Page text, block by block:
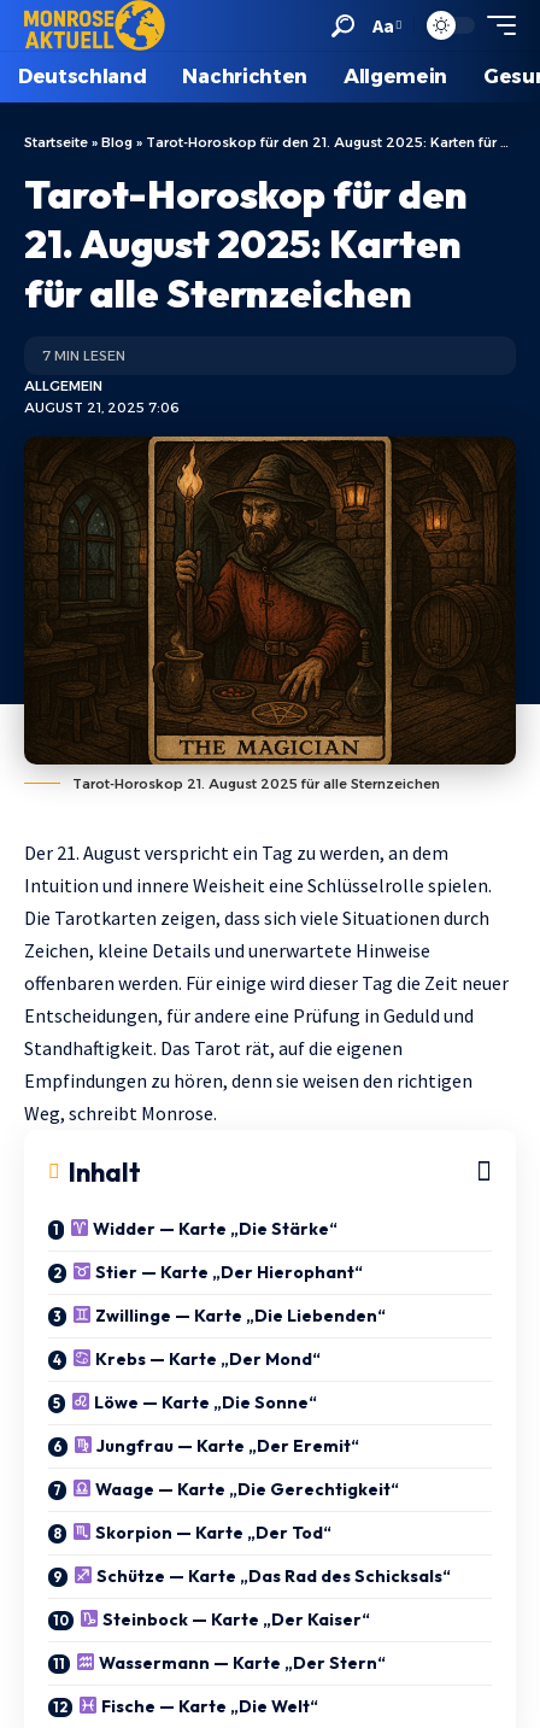
Aa
Deutschland Nachrichten Allgemein
Startseite » Blog » Tarot-Horoskop für den 21. August 2025: Karten für alle Sternzeichen
Tarot-Horoskop für den
21. August 2025: Karten
für alle Sternzeichen
AUGUST 21, 2025 7:06
ALLGEMEIN
7 MIN LESEN
Tarot-Horoskop 21. August 2025 für alle Sternzeichen
Der 21. August verspricht ein Tag zu werden, an dem
Intuition und innere Weisheit eine Schlüsselrolle spielen.
Die Tarotkarten zeigen, dass sich viele Situationen durch
Zeichen, kleine Details und unerwartete Hinweise
offenbaren werden. Für einige wird dieser Tag die Zeit neuer
Entscheidungen, für andere eine Prüfung in Geduld und
Standhaftigkeit. Das Tarot rät, auf die eigenen
Empfindungen zu hören, denn sie weisen den richtigen
Weg, schreibt Monrose.
Inhalt
Widder — Karte „Die Stärke“
Stier — Karte „Der Hierophant“
Zwillinge — Karte „Die Liebenden“
Krebs — Karte „Der Mond“
Löwe — Karte „Die Sonne“
Jungfrau — Karte „Der Eremit“
Waage — Karte „Die Gerechtigkeit“
Skorpion — Karte „Der Tod“
Schütze — Karte „Das Rad des Schicksals“
Steinbock — Karte „Der Kaiser“
Wassermann — Karte „Der Stern“
Fische — Karte „Die Welt“